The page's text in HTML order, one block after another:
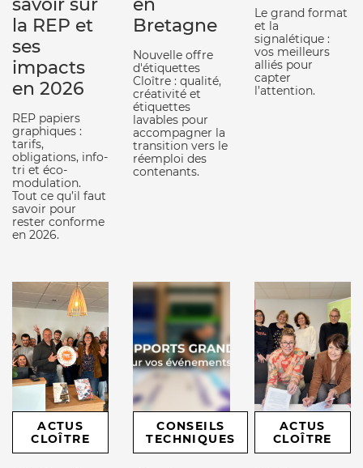
savoir sur
la REP et
ses
impacts
en 2026
REP papiers
graphiques :
tarifs,
obligations, info-
tri et éco-
modulation.
Tout ce qu’il faut
savoir pour
rester conforme
en 2026.
en
Bretagne
Nouvelle offre
d'étiquettes
Cloître : qualité,
créativité et
étiquettes
lavables pour
accompagner la
transition vers le
réemploi des
contenants.
Le grand format
et la
signalétique :
vos meilleurs
alliés pour
capter
l’attention.
ACTUS
CLOÎTRE
CONSEILS
TECHNIQUES
ACTUS
CLOÎTRE